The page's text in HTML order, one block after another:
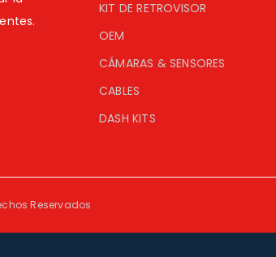
KIT DE RETROVISOR
OEM
CÁMARAS & SENSORES
CABLES
DASH KITS
Reservados